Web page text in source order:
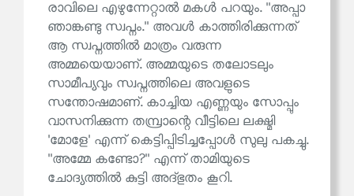
രാവിലെ എഴുന്നേറ്റാൽ മകൾ പറയും. ''അപ്പാ
ഞാങ്കണ്ടു സ്വപ്നം.'' അവൾ കാത്തിരിക്കുന്നത്
ആ സ്വപ്നത്തിൽ മാത്രം വരുന്ന
അമ്മയെയാണ്. അമ്മയുടെ തലോടലും
സാമീപ്യവും സ്വപ്നത്തിലെ അവളുടെ
സന്തോഷമാണ്. കാച്ചിയ എണ്ണയും സോപ്പും
വാസനിക്കുന്ന തമ്പ്രാന്റെ വീട്ടിലെ ലക്ഷ്മി
'മോളേ' എന്ന് കെട്ടിപ്പിടിച്ചപ്പോൾ സുലു പകച്ചു.
''അമ്മേ കണ്ടോ?'' എന്ന് താമിയുടെ
ചോദ്യത്തിൽ കുട്ടി അദ്ഭുതം കൂറി.